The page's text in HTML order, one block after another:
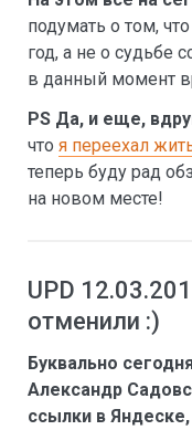
подумать о том,
год, а не о судьбе
в данный момент
PS Да, и еще,
что я переехал
теперь буду рад
на новом месте!
UPD
отменили :)
Буквально
Александр
ссылки в